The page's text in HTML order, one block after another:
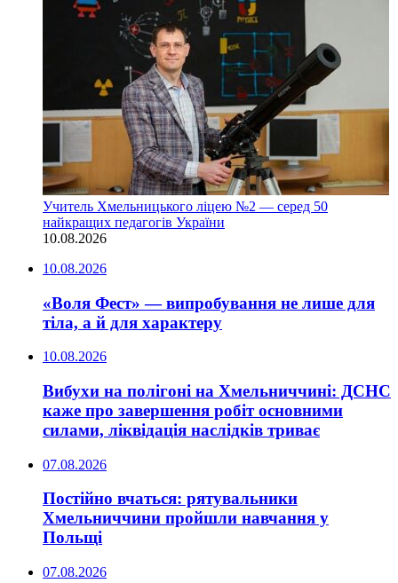
Учитель Хмельницького ліцею №2 — серед 50
найкращих педагогів України
10.08.2026
10.08.2026
«Воля Фест» — випробування не лише для
тіла, а й для характеру
10.08.2026
Вибухи на полігоні на Хмельниччині: ДСНС
каже про завершення робіт основними
силами, ліквідація наслідків триває
07.08.2026
Постійно вчаться: рятувальники
Хмельниччини пройшли навчання у
Польщі
07.08.2026